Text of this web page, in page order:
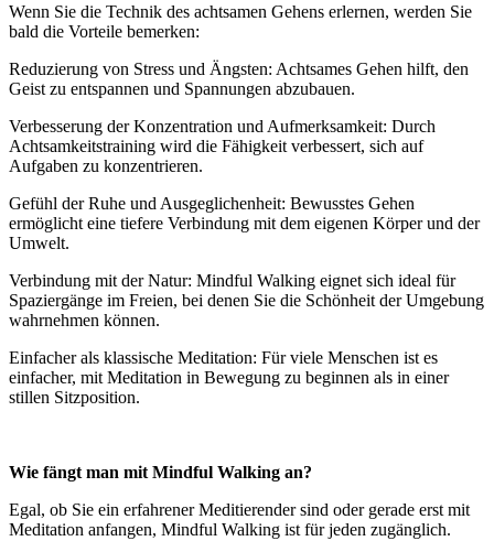
Wenn Sie die Technik des achtsamen Gehens erlernen, werden Sie
bald die Vorteile bemerken:
Reduzierung von Stress und Ängsten: Achtsames Gehen hilft, den
Geist zu entspannen und Spannungen abzubauen.
Verbesserung der Konzentration und Aufmerksamkeit: Durch
Achtsamkeitstraining wird die Fähigkeit verbessert, sich auf
Aufgaben zu konzentrieren.
Gefühl der Ruhe und Ausgeglichenheit: Bewusstes Gehen
ermöglicht eine tiefere Verbindung mit dem eigenen Körper und der
Umwelt.
Verbindung mit der Natur: Mindful Walking eignet sich ideal für
Spaziergänge im Freien, bei denen Sie die Schönheit der Umgebung
wahrnehmen können.
Einfacher als klassische Meditation: Für viele Menschen ist es
einfacher, mit Meditation in Bewegung zu beginnen als in einer
stillen Sitzposition.
Wie fängt man mit Mindful Walking an?
Egal, ob Sie ein erfahrener Meditierender sind oder gerade erst mit
Meditation anfangen, Mindful Walking ist für jeden zugänglich.